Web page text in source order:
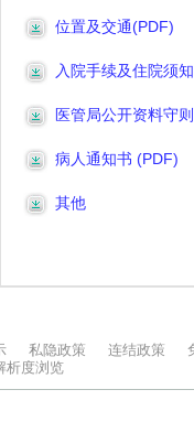
私隐政策 连结政策
析度浏览